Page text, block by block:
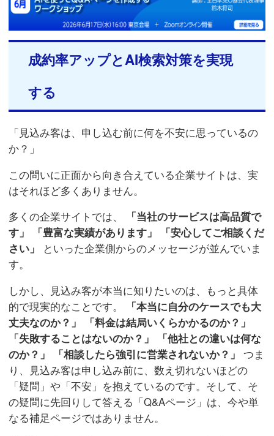
成約率アップとAI検索対策を実現
する
「見込み客は、申し込む前に何を不安に思っているの
か？」
この問いに正面から向き合えている企業サイトは、実
はそれほど多くありません。
多くの企業サイトでは、
「当社のサービスは高品質で
す」
「豊富な実績があります」
「安心してご相談くだ
さい」
といった企業側からのメッセージが並んでいま
す。
しかし、見込み客が本当に知りたいのは、もっと具体
的で現実的なことです。
「本当に自分のケースでも大
丈夫なのか？」
「料金は結局いくらかかるのか？」
「失敗することはないのか？」
「他社との違いは何な
のか？」
「相談したら強引に営業されないか？」 つま
り、見込み客は申し込み前に、数え切れないほどの
「疑問」や「不安」を抱えているのです。そして、そ
の疑問に先回りして答える「Q&Aページ」は、今や単
なる補足ページではありません。